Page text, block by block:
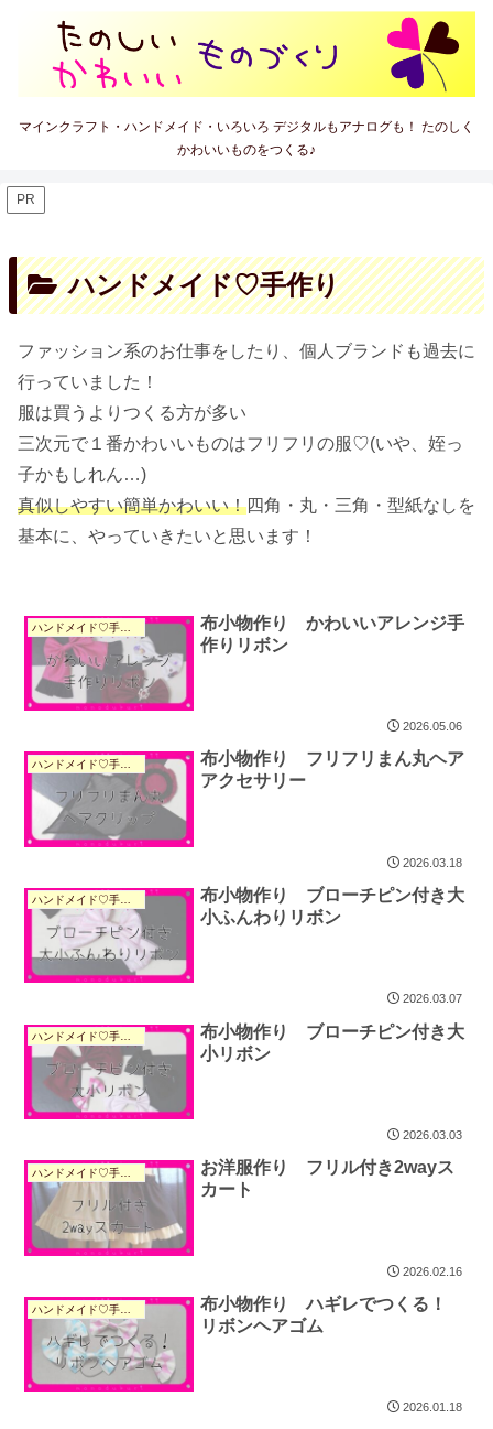
マインクラフト・ハンドメイド・いろいろ デジタルもアナログも！ たのしく
かわいいものをつくる♪
PR
ハンドメイド♡手作り
ファッション系のお仕事をしたり、個人ブランドも過去に
行っていました！
服は買うよりつくる方が多い
三次元で１番かわいいものはフリフリの服♡(いや、姪っ
子かもしれん…)
真似しやすい簡単かわいい！四角・丸・三角・型紙なしを
基本に、やっていきたいと思います！
ハンドメイド♡手作り
布小物作り かわいいアレンジ手
作りリボン
2026.05.06
ハンドメイド♡手作り
布小物作り フリフリまん丸ヘア
アクセサリー
2026.03.18
ハンドメイド♡手作り
布小物作り ブローチピン付き大
小ふんわりリボン
2026.03.07
ハンドメイド♡手作り
布小物作り ブローチピン付き大
小リボン
2026.03.03
ハンドメイド♡手作り
お洋服作り フリル付き2wayス
カート
2026.02.16
ハンドメイド♡手作り
布小物作り ハギレでつくる！
リボンヘアゴム
2026.01.18